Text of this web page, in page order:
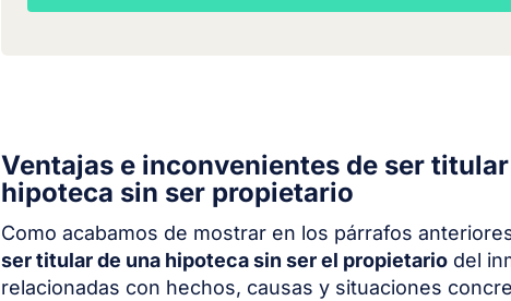
Ventajas e inconvenientes de ser
hipoteca sin ser propietario
Como acabamos de mostrar en los párrafos
ser titular de una hipoteca sin ser el propietario del
relacionadas con hechos, causas y situaciones